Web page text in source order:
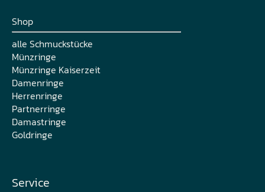
Shop
alle Schmuckstücke
Münzringe
Münzringe Kaiserzeit
Damenringe
Herrenringe
Partnerringe
Damastringe
Goldringe
Service